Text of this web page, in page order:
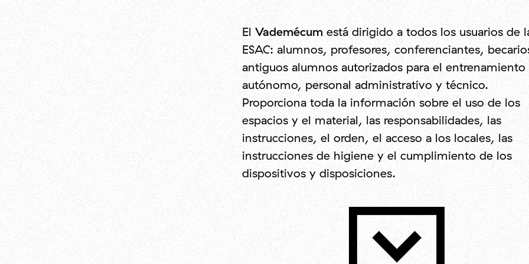
ElVademécumestá dirigido a todos los usuarios de
ESAC: alumnos, profesores, conferenciantes,
antiguos alumnos autorizados para el entrenamiento
autónomo, personal administrativo y técnico.
Proporciona toda la información sobre el uso de los
espacios y el material, las responsabilidades, las
instrucciones, el orden, el acceso a los locales, las
instrucciones de higiene y el cumplimiento de los
dispositivos y disposiciones.